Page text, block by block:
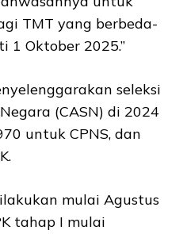
TMT yang berbeda-
1 Oktober 2025.”
seleksi
(CASN) di 2024
untuk CPNS, dan
mulai Agustus
tahap I mulai